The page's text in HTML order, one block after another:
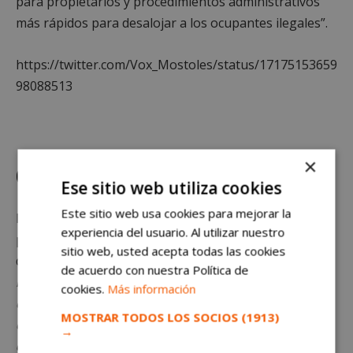
más rápidos para desalojar a los ocupantes ilegales”.
https://twitter.com/Vox_Mostoles/status/17175153659
98088513
Calle Magallanes 16
Por otra parte, la formación política ha apoyado la
propuesta de los populares de transformar la parcela
de la calle Magallanes, 16 en uso deportivo.“Móstoles
necesita ser una ciudad abierta, donde las familias
dispongan de lugares cercanos para practicar
deporte. Por lo tanto, desde VOXdaremos apoyo al
deporte como una de las líneas específicas de
×
Ese sitio web utiliza cookies
Este sitio web usa cookies para mejorar la
experiencia del usuario. Al utilizar nuestro
sitio web, usted acepta todas las cookies
de acuerdo con nuestra Política de
cookies. Más información
MOSTRAR TODOS LOS SOCIOS (1913)
→